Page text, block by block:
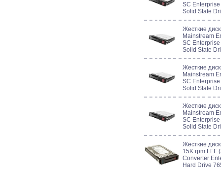
SC
Solid State
Жесткие
Mainstream
SC
Solid State
Жесткие
Mainstream
SC
Solid State
Жесткие
Mainstream
SC
Solid State
Жесткие
15K rpm LFF
Converter
Hard Drive